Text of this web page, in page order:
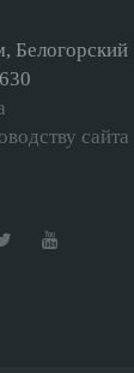
Белогорский
сайта